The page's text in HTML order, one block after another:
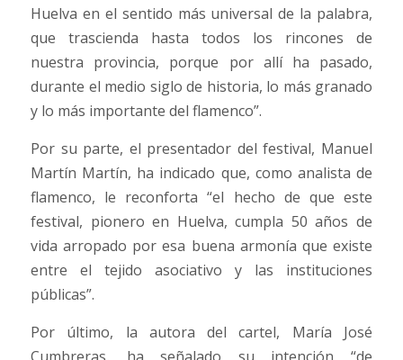
Huelva en el sentido más universal de la palabra,
que trascienda hasta todos los rincones de
nuestra provincia, porque por allí ha pasado,
durante el medio siglo de historia, lo más granado
y lo más importante del flamenco”.
Por su parte, el presentador del festival, Manuel
Martín Martín, ha indicado que, como analista de
flamenco, le reconforta “el hecho de que este
festival, pionero en Huelva, cumpla 50 años de
vida arropado por esa buena armonía que existe
entre el tejido asociativo y las instituciones
públicas”.
Por último, la autora del cartel, María José
Cumbreras, ha señalado su intención “de